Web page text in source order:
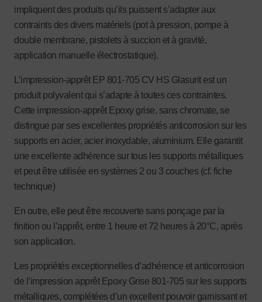
impliquent des produits qu’ils puissent s’adapter aux
contraints des divers matériels (pot à pression, pompe à
double membrane, pistolets à succion et à gravité,
application manuelle électrostatique).
L’impression-apprêt EP 801-705 CV HS Glasurit est un
produit polyvalent qui s’adapte à toutes ces contraintes.
Cette impression-apprêt Epoxy grise, sans chromate, se
distingue par ses excellentes propriétés anticorrosion sur les
supports en acier, acier inoxydable, aluminium. Elle garantit
une excellente adhérence sur tous les supports métalliques
et peut être utilisée en systèmes 2 ou 3 couches (cf. fiche
technique)
En outre, elle peut être recouverte sans ponçage par la
finition ou l’apprêt, entre 1 heure et 72 heures à 20°C, après
son application.
Les propriétés exceptionnelles d’adhérence et anticorrosion
de l’impression apprêt Epoxy Grise 801-705 sur les supports
métalliques, complétées d’un excellent pouvoir garnissant et